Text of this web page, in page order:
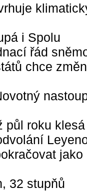
i Spolu
řád
chce
půl roku
32 stupňů